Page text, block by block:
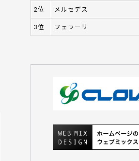
2位 メルセデス
3位 フェラーリ